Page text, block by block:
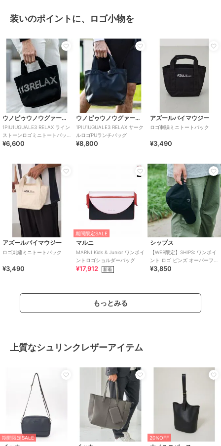
装いのポイントに、ロゴ小物を
ウノピゥウノウグァーレトレ リラックス
1PIU1UGUALE3 RELAX ライン
ストーンロゴミニトートバッ
グ
¥6,600
ウノピゥウノウグァーレトレ リラックス
1PIU1UGUALE3 RELAX サーク
ルロゴPUランチバッグ
¥8,800
アズールバイマウジー
ロゴ刺繍ミニトートバック
¥3,490
アズールバイマウジー
ロゴ刺繍ミニトートバック
¥3,490
期間限定SALE
マルニ
MARNI Kids & Junior ワンポイ
ントロゴショルダーバッグ
¥17,912 新着
シップス
【WEB限定】SHIPS: ワンポイ
ント ロゴ ピンズ オーバーフィ
ット キャップ
¥3,850
もっとみる
上質なシュリンクレザーアイテム
期間限定SALE 20%OFF